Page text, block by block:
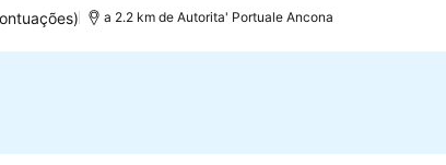
a 2.2 km de Autorita' Portuale Ancona